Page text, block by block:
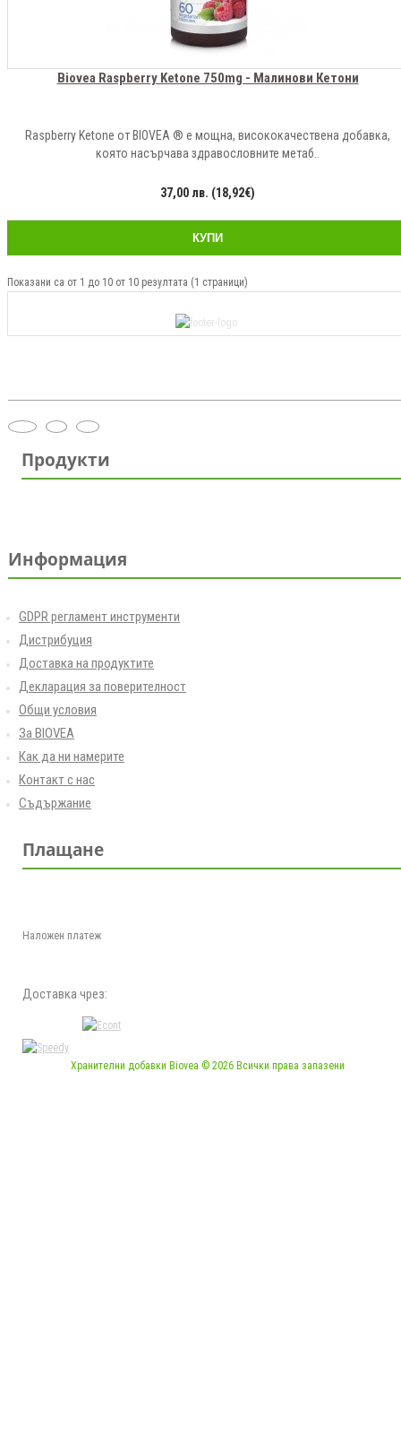
Biovea Raspberry Ketone 750mg - Малинови Кетони
Raspberry Ketone от BIOVEA ® е мощна, висококачествена добавка,
която насърчава здравословните метаб..
37,00 лв. (18,92€)
КУПИ
Показани са от 1 до 10 от 10 резултата (1 страници)
Продукти
Информация
GDPR регламент инструменти
Дистрибуция
Доставка на продуктите
Декларация за поверителност
Общи условия
За BIOVEA
Как да ни намерите
Контакт с нас
Съдържание
Плащане
Наложен платеж
Доставка чрез:
Хранителни добавки Biovea © 2026 Всички права запазени